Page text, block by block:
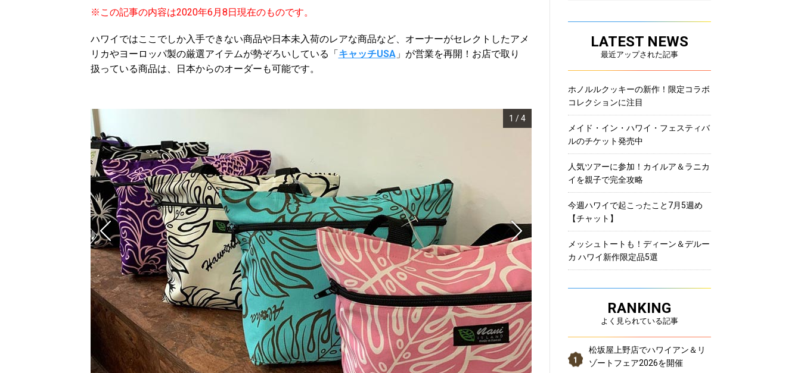
※この記事の内容は2020年6月8日現在のものです。
ハワイではここでしか入手できない商品や日本未入荷のレアな商品など、オーナーがセレクトしたアメ
リカやヨーロッパ製の厳選アイテムが勢ぞろいしている「キャッチUSA」が営業を再開！お店で取り
扱っている商品は、日本からのオーダーも可能です。
1 /4
LATEST NEWS
最近アップされた記事
ホノルルクッキーの新作！限定コラボ
コレクションに注目
メイド・イン・ハワイ・フェスティバ
ルのチケット発売中
人気ツアーに参加！カイルア＆ラニカ
イを親子で完全攻略
今週ハワイで起こったこと7月5週め
【チャット】
メッシュトートも！ディーン＆デルー
カ ハワイ新作限定品5選
RANKING
よく見られている記事
松坂屋上野店でハワイアン＆リ
ゾートフェア2026を開催